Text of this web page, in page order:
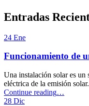
Entradas
24 Ene
Funcionamiento de
Una instalación solar es un
eléctrica de la emisión
Continue reading…
28 Dic